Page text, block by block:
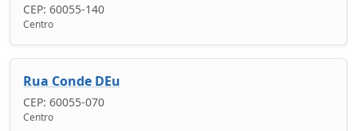
CEP: 60055-140
Centro
Rua Conde DEu
CEP: 60055-070
Centro